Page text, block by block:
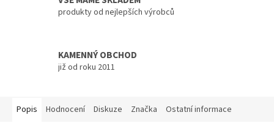
produkty od nejlepších výrobců
KAMENNÝ OBCHOD
již od roku 2011
Popis Hodnocení Diskuze Značka Ostatní informace